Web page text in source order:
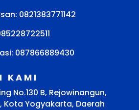
0821383771142
087866889430
KAMI
No.130 B, Rejowinangun,
Kota Yogyakarta, Daerah